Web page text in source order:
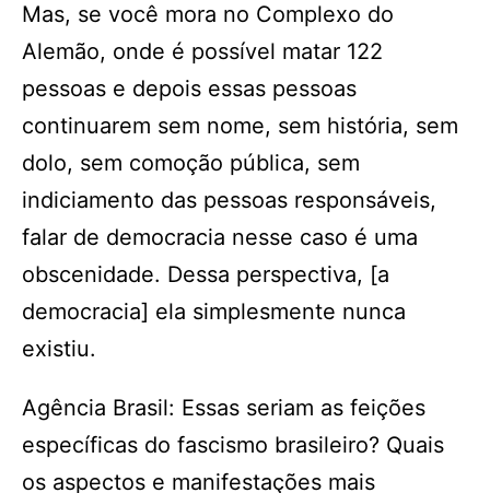
Mas, se você mora no Complexo do
Alemão, onde é possível matar 122
pessoas e depois essas pessoas
continuarem sem nome, sem história, sem
dolo, sem comoção pública, sem
indiciamento das pessoas responsáveis,
falar de democracia nesse caso é uma
obscenidade. Dessa perspectiva, [a
democracia] ela simplesmente nunca
existiu.
Agência Brasil: Essas seriam as feições
específicas do fascismo brasileiro? Quais
os aspectos e manifestações mais